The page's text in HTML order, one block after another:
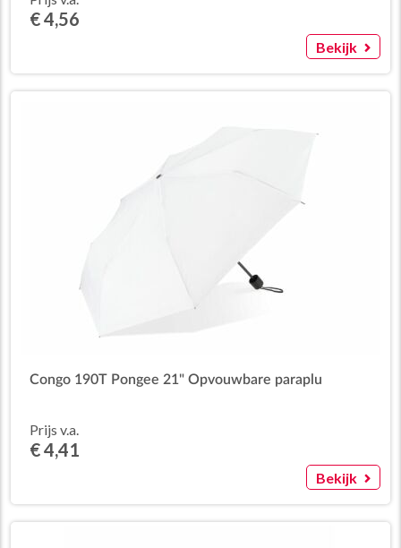
€ 4,56
Bekijk
Congo 190T Pongee 21" Opvouwbare paraplu
Prijs v.a.
€ 4,41
Bekijk